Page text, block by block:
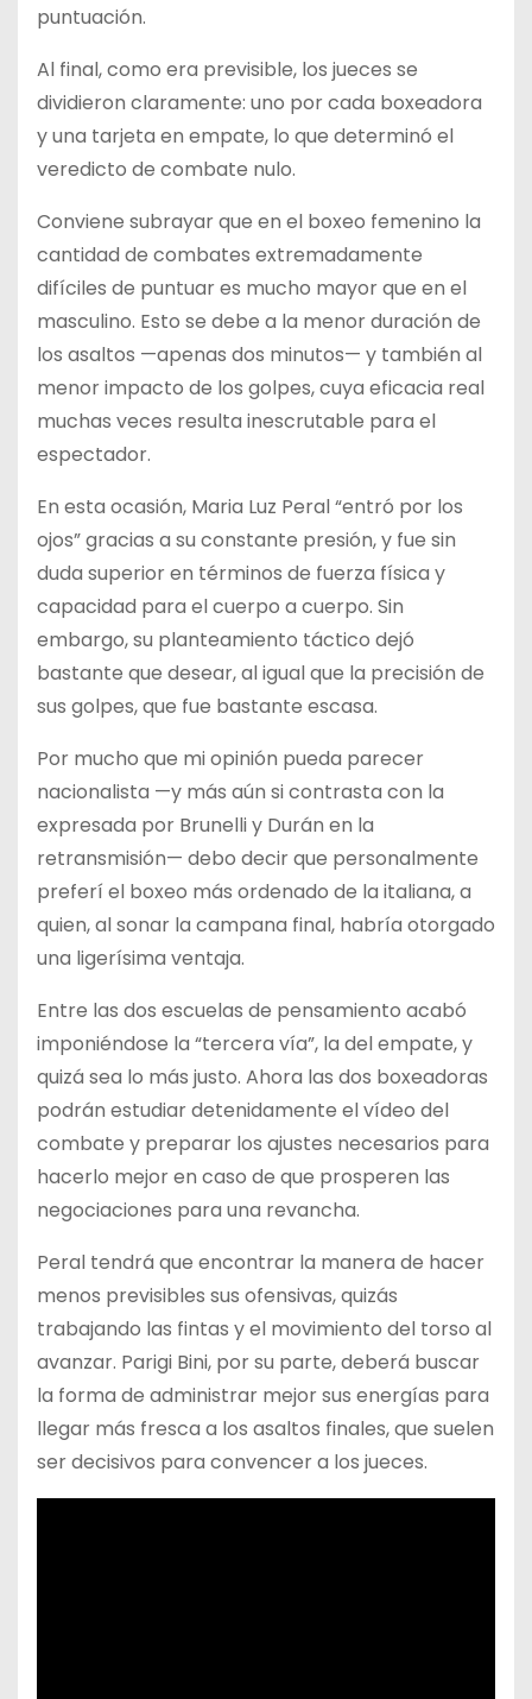
puntuación.
Al final, como era previsible, los jueces se
dividieron claramente: uno por cada boxeadora
y una tarjeta en empate, lo que determinó el
veredicto de combate nulo.
Conviene subrayar que en el boxeo femenino la
cantidad de combates extremadamente
difíciles de puntuar es mucho mayor que en el
masculino. Esto se debe a la menor duración de
los asaltos —apenas dos minutos— y también al
menor impacto de los golpes, cuya eficacia real
muchas veces resulta inescrutable para el
espectador.
En esta ocasión, Maria Luz Peral “entró por los
ojos” gracias a su constante presión, y fue sin
duda superior en términos de fuerza física y
capacidad para el cuerpo a cuerpo. Sin
embargo, su planteamiento táctico dejó
bastante que desear, al igual que la precisión de
sus golpes, que fue bastante escasa.
Por mucho que mi opinión pueda parecer
nacionalista —y más aún si contrasta con la
expresada por Brunelli y Durán en la
retransmisión— debo decir que personalmente
preferí el boxeo más ordenado de la italiana, a
quien, al sonar la campana final, habría otorgado
una ligerísima ventaja.
Entre las dos escuelas de pensamiento acabó
imponiéndose la “tercera vía”, la del empate, y
quizá sea lo más justo. Ahora las dos boxeadoras
podrán estudiar detenidamente el vídeo del
combate y preparar los ajustes necesarios para
hacerlo mejor en caso de que prosperen las
negociaciones para una revancha.
Peral tendrá que encontrar la manera de hacer
menos previsibles sus ofensivas, quizás
trabajando las fintas y el movimiento del torso al
avanzar. Parigi Bini, por su parte, deberá buscar
la forma de administrar mejor sus energías para
llegar más fresca a los asaltos finales, que suelen
ser decisivos para convencer a los jueces.